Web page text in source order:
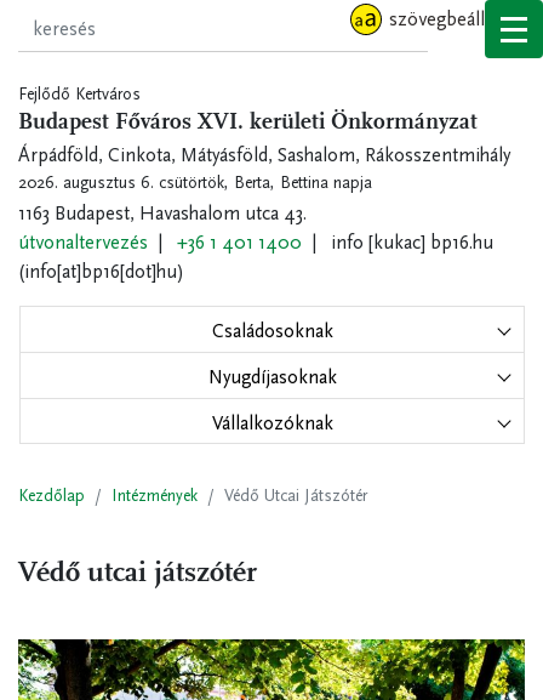
szövegbeállítások
Fejlődő Kertváros
Budapest Főváros XVI. kerületi Önkormányzat
Árpádföld, Cinkota, Mátyásföld, Sashalom, Rákosszentmihály
2026. augusztus 6. csütörtök, Berta, Bettina napja
1163 Budapest, Havashalom utca 43.
útvonaltervezés
+36 1 401 1400 info [kukac] bp16.hu
(info[at]bp16[dot]hu)
Családosoknak
Nyugdíjasoknak
Vállalkozóknak
Kezdőlap Intézmények Védő Utcai Játszótér
Védő utcai játszótér